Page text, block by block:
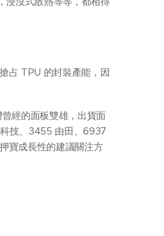
占 TPU 的封裝產能，因
經的面板雙雄，出貨面
技、3455 由田、6937
寶成長性的建議關注方